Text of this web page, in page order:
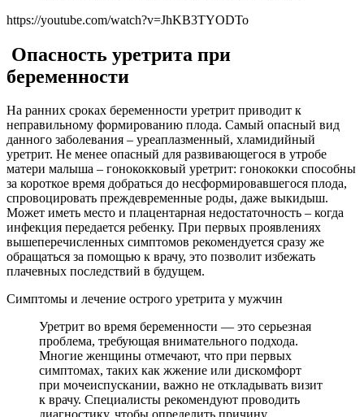
https://youtube.com/watch?v=JhKB3TYODTo
Опасность уретрита при
беременности
На ранних сроках беременности уретрит приводит к
неправильному формированию плода. Самый опасный вид
данного заболевания – уреаплазменный, хламидийный
уретрит. Не менее опасный для развивающегося в утробе
матери малыша – гонококковый уретрит: гонококки способны
за короткое время добраться до несформировавшегося плода,
спровоцировать преждевременные роды, даже выкидыш.
Может иметь место и плацентарная недостаточность – когда
инфекция передается ребенку. При первых проявлениях
вышеперечисленных симптомов рекомендуется сразу же
обращаться за помощью к врачу, это позволит избежать
плачевных последствий в будущем.
Симптомы и лечение острого уретрита у мужчин
Уретрит во время беременности — это серьезная
проблема, требующая внимательного подхода.
Многие женщины отмечают, что при первых
симптомах, таких как жжение или дискомфорт
при мочеиспускании, важно не откладывать визит
к врачу. Специалисты рекомендуют проводить